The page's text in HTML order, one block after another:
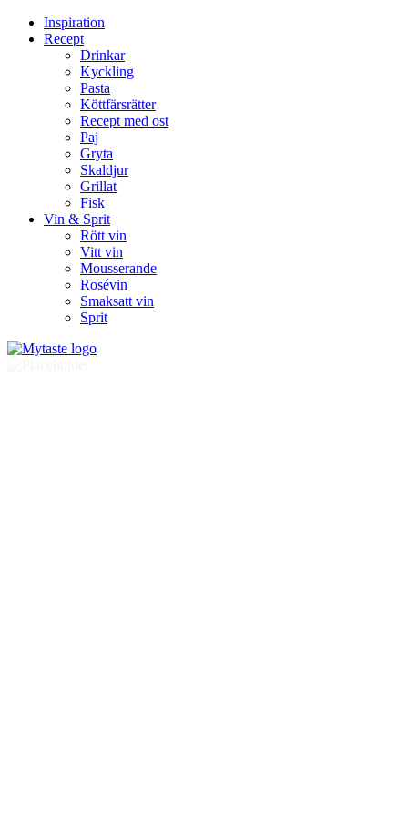
Inspiration
Recept
Drinkar
Kyckling
Pasta
Köttfärsrätter
Recept med ost
Paj
Gryta
Skaldjur
Grillat
Fisk
Vin & Sprit
Rött vin
Vitt vin
Mousserande
Rosévin
Smaksatt vin
Sprit